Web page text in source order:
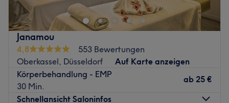
Janamou
4,8
553 Bewertungen
Oberkassel, Düsseldorf
Auf Karte anzeigen
Körperbehandlung - EMP
30 Min.
ab 25 €
Schnellansicht Saloninfos